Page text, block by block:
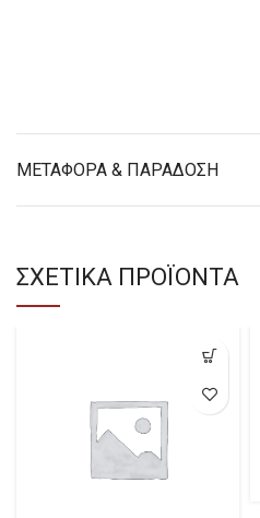
ΜΕΤΑΦΟΡΑ & ΠΑΡΑΔΟΣΗ
ΣΧΕΤΙΚΑ ΠΡΟΪΟΝΤΑ